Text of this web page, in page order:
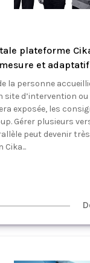
plateforme
et adaptatif
la personne
site d’intervention
exposée, les
Gérer plusieurs
peut devenir
Cika...